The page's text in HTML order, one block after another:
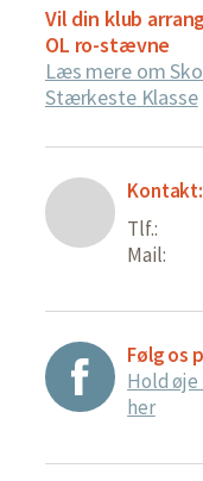
Vil din klub
OL ro-stævne
Læs mere om
Stærkeste Klasse
Kontakt:
Tlf.:
Mail:
Følg os
Hold
her